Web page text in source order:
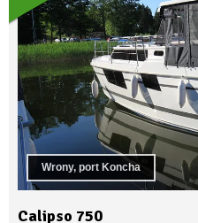
Wrony, port Koncha
Calipso 750